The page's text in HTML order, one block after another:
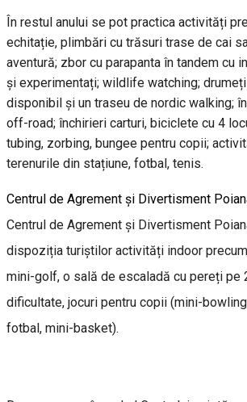
În restul anului se pot practica activități
echitație, plimbări cu trăsuri trase de cai
aventură; zbor cu parapanta în tandem cu
și experimentați; wildlife watching;
disponibil și un traseu de nordic walking;
off-road; închirieri carturi, biciclete cu 4
tubing, zorbing, bungee pentru copii;
terenurile din stațiune, fotbal, tenis.
Centrul de Agrement și Divertisment
Centrul de Agrement și Divertisment
dispoziția turiștilor activități indoor
mini-golf, o sală de escaladă cu pereți pe
dificultate, jocuri pentru copii (mini-
fotbal, mini-basket).